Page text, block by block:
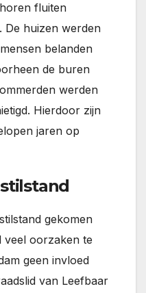
fluiten
De huizen werden
belanden
de buren
werden
Hierdoor zijn
jaren op
gekomen
veel oorzaken te
geen invloed
van Leefbaar